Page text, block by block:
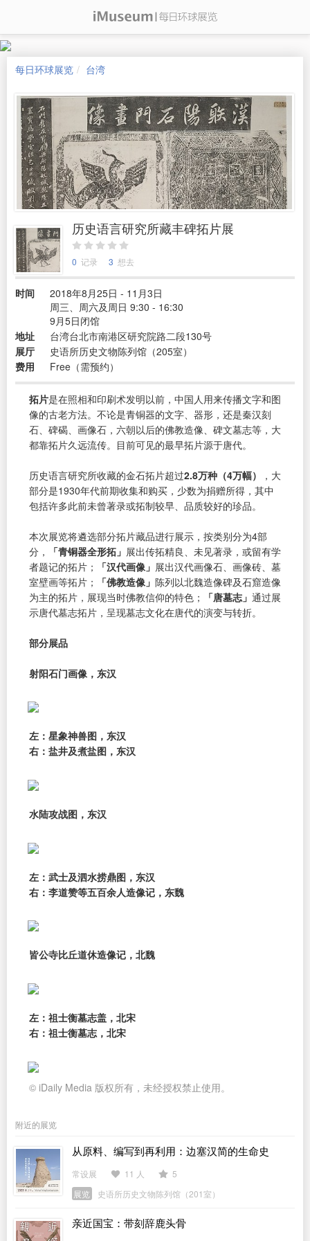
每日环球展览 台湾
历史语言研究所藏丰碑拓片展
0 记录 3 想去
时间
2018年8月25日 - 11月3日
周三、周六及周日 9:30 - 16:30
9月5日闭馆
地址
台湾台北市南港区研究院路二段130号
展厅
史语所历史文物陈列馆（205室）
费用
Free（需预约）
拓片是在照相和印刷术发明以前，中国人用来传播文字和图
像的古老方法。不论是青铜器的文字、器形，还是秦汉刻
石、碑碣、画像石，六朝以后的佛教造像、碑文墓志等，大
都靠拓片久远流传。目前可见的最早拓片源于唐代。
历史语言研究所收藏的金石拓片超过2.8万种（4万幅）
，大
部分是1930年代前期收集和购买，少数为捐赠所得，其中
包括许多此前未曾著录或拓制较早、品质较好的珍品。
本次展览将遴选部分拓片藏品进行展示，按类别分为4部
分，
「青铜器全形拓」 展出传拓精良、未见著录，或留有学
者题记的拓片；
「汉代画像」 展出汉代画像石、画像砖、墓
室壁画等拓片；
「佛教造像」 陈列以北魏造像碑及石窟造像
为主的拓片，展现当时佛教信仰的特色；
「唐墓志」 通过展
示唐代墓志拓片，呈现墓志文化在唐代的演变与转折。
部分展品
射阳石门画像，东汉
左：星象神兽图，东汉
右：盐井及煮盐图，东汉
水陆攻战图，东汉
左：武士及泗水捞鼎图，东汉
右：李道赞等五百余人造像记，东魏
皆公寺比丘道休造像记，北魏
左：祖士衡墓志盖，北宋
右：祖士衡墓志，北宋
© iDaily Media 版权所有，未经授权禁止使用。
附近的展览
从原料、编写到再利用：边塞汉简的生命史
常设展 11 人
5
展览
史语所历史文物陈列馆（201室）
亲近国宝：带刻辞鹿头骨